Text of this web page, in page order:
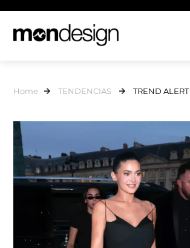
Home TENDENCIAS TREND ALERT